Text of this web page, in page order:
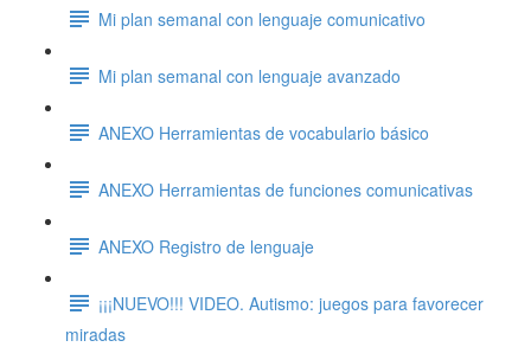
Mi plan semanal con lenguaje comunicativo
Mi plan semanal con lenguaje avanzado
ANEXO Herramientas de vocabulario básico
ANEXO Herramientas de funciones comunicativas
ANEXO Registro de lenguaje
¡¡¡NUEVO!!! VIDEO. Autismo: juegos para favorecer
miradas